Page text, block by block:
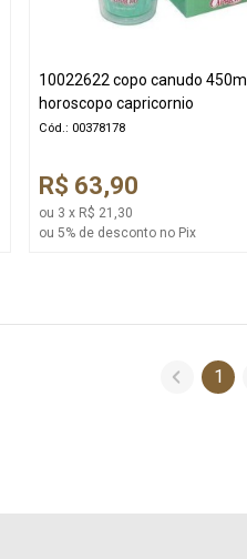
10022622 copo canudo 450ml
horoscopo capricornio
Cód.: 00378178
R$ 63,90
ou 3 x R$ 21,30
ou 5% de desconto no Pix
1